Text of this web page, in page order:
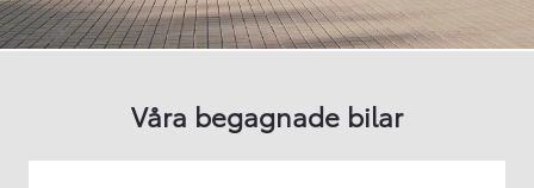
Våra begagnade bilar